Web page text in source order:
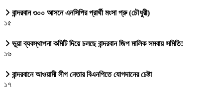
বান্দরবান ৩০০ আসনে এনসিপির প্রার্থী মংসা প্রু (চৌধুরী)
১৫
ভুয়া ব্যবস্থাপনা কমিটি দিয়ে চলছে বান্দরবান জিপ মালিক সমবায় সমিতি!
১৬
বান্দরবানে আওয়ামী লীগ নেতার বিএনপিতে যোগদানের চেষ্টা
১৭